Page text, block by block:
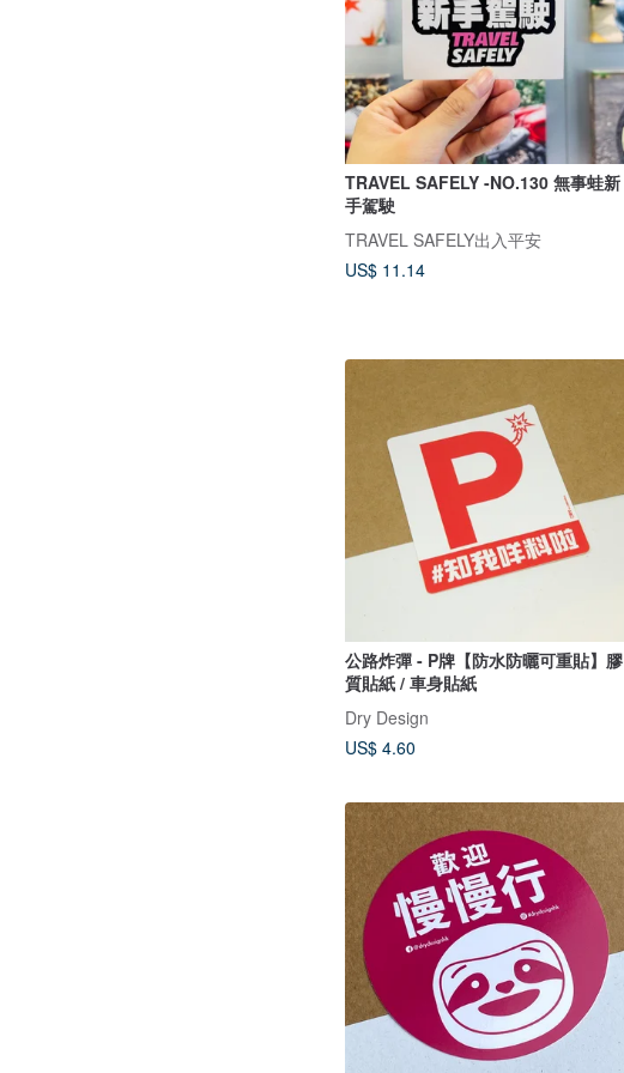
TRAVEL SAFELY -NO.130 無事蛙新
手駕駛
TRAVEL SAFELY出入平安
US$ 11.14
公路炸彈 - P牌【防水防曬可重貼】膠
質貼紙 / 車身貼紙
Dry Design
US$ 4.60